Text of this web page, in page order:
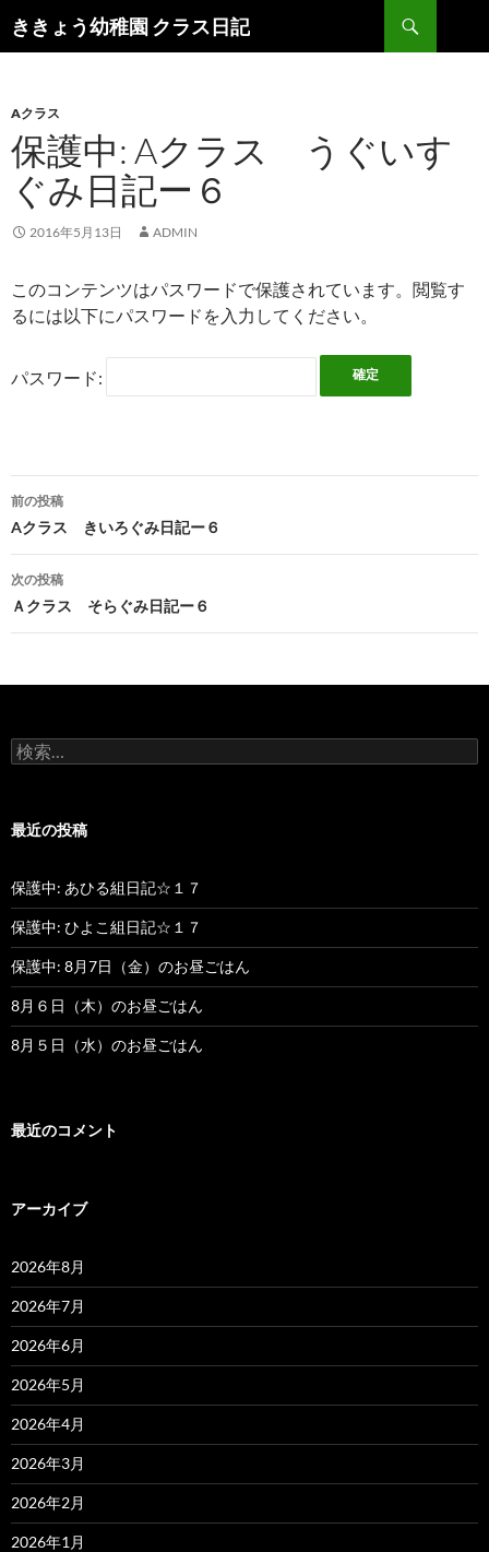
ききょう幼稚園 クラス日記
索
ン
ツ
へ
ス
キ
ッ
Aクラス
保護中: Aクラス うぐいす
ぐみ日記ー６
2016年5月13日 ADMIN
このコンテンツはパスワードで保護されています。閲覧す
るには以下にパスワードを入力してください。
パスワード:
投
稿
ナ
ゲ
シ
ン
前の投稿
Aクラス きいろぐみ日記ー６
次の投稿
Ａクラス そらぐみ日記ー６
検
索
最近の投稿
保護中: あひる組日記☆１７
保護中: ひよこ組日記☆１７
保護中: 8月7日（金）のお昼ごはん
8月６日（木）のお昼ごはん
8月５日（水）のお昼ごはん
最近のコメント
アーカイブ
2026年8月
2026年7月
2026年6月
2026年5月
2026年4月
2026年3月
2026年2月
2026年1月